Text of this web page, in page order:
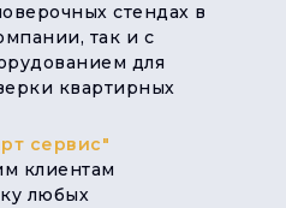
стендах в
так и с
для
квартирных
сервис"
клиентам
любых